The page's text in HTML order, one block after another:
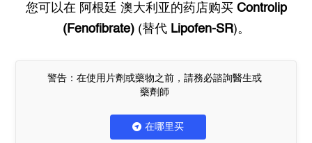
您可以在 阿根廷 澳大利亚的药店购买 Controlip
(Fenofibrate)(替代 Lipofen-SR)。
警告：在使用片劑或藥物之前，請務必諮詢醫生或
藥劑師
在哪里买